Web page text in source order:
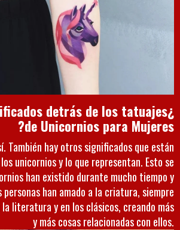
detrás de los tatuajes
de Unicornios para Mujeres?
También hay otros significados que están
unicornios y lo que representan. Esto se
han existido durante mucho tiempo y
personas han amado a la criatura, siempre
literatura y en los clásicos, creando más
y más cosas relacionadas con ellos.